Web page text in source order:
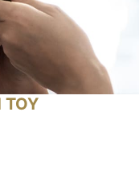
ΤΟΥ